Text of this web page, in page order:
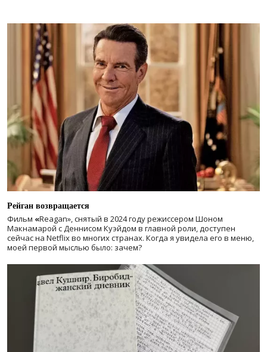
Рейган возвращается
Фильм «Reagan», снятый в 2024 годурежиссером Шоном
Макнамарой с Деннисом Куэйдом в главной роли, доступен
сейчас на Netflix во многих странах. Когда я увидела его в меню,
моей первой мыслью было: зачем?